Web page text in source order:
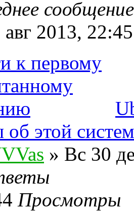
2013, 22:45
этой
» Вс 30
Просмотры